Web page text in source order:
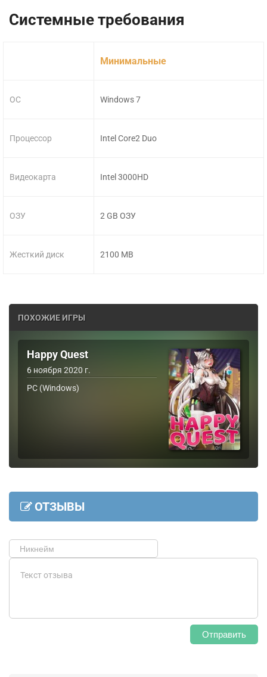
Системные требования
ОС
Процессор
Видеокарта
ОЗУ
Жесткий диск
Минимальные
Windows 7
Intel Core2 Duo
Intel 3000HD
2 GB ОЗУ
2100 MB
ПОХОЖИЕ ИГРЫ
Happy Quest
6 ноября 2020 г.
PC (Windows)
ОТЗЫВЫ
Отправить